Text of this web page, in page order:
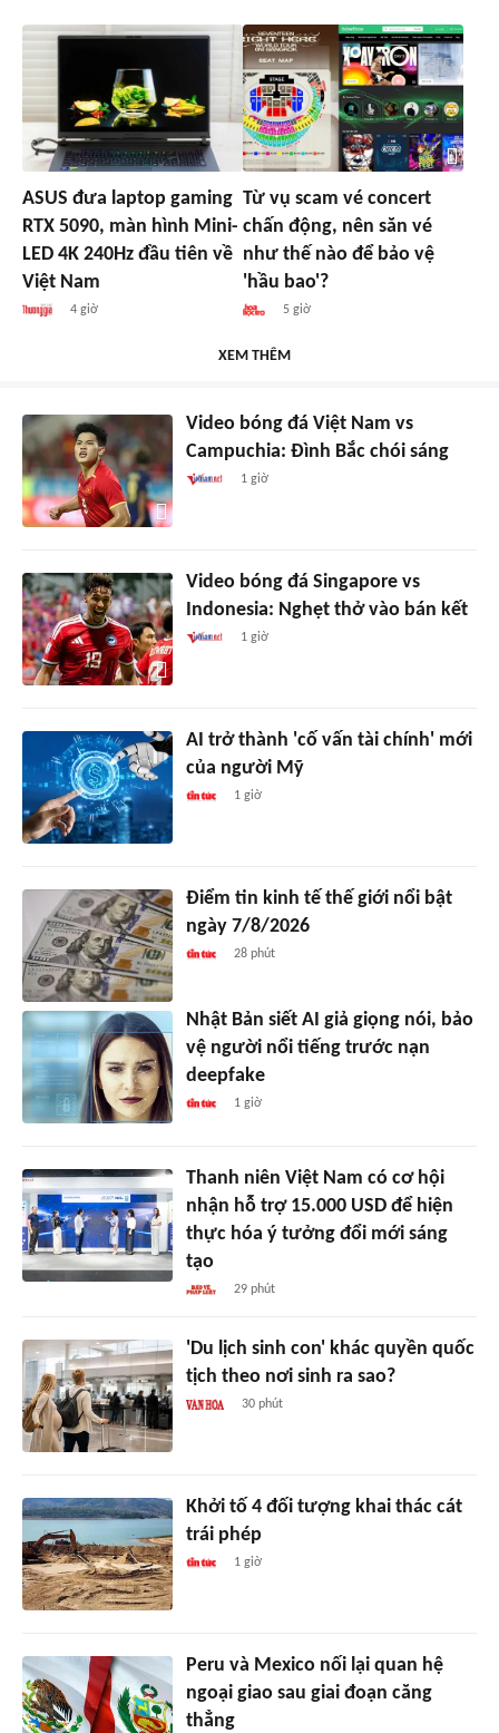
ASUS đưa laptop gaming
RTX 5090, màn hình Mini-
LED 4K 240Hz đầu tiên về
Việt Nam
4 giờ
Từ vụ scam vé concert
chấn động, nên săn vé
như thế nào để bảo vệ
'hầu bao'?
5 giờ
XEM THÊM
Video bóng đá Việt Nam vs
Campuchia: Đình Bắc chói sáng
1 giờ
Video bóng đá Singapore vs
Indonesia: Nghẹt thở vào bán kết
1 giờ
AI trở thành 'cố vấn tài chính' mới
của người Mỹ
1 giờ
Điểm tin kinh tế thế giới nổi bật
ngày 7/8/2026
28 phút
Nhật Bản siết AI giả giọng nói, bảo
vệ người nổi tiếng trước nạn
deepfake
1 giờ
Thanh niên Việt Nam có cơ hội
nhận hỗ trợ 15.000 USD để hiện
thực hóa ý tưởng đổi mới sáng
tạo
29 phút
'Du lịch sinh con' khác quyền quốc
tịch theo nơi sinh ra sao?
30 phút
Khởi tố 4 đối tượng khai thác cát
trái phép
1 giờ
Peru và Mexico nối lại quan hệ
ngoại giao sau giai đoạn căng
thẳng